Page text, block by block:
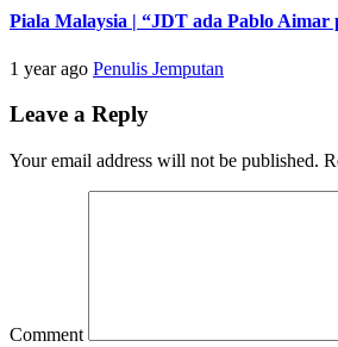
Piala Malaysia | “JDT ada Pablo
1 year ago Penulis Jemputan
Leave a Reply
Your email address will not be published.
Comment